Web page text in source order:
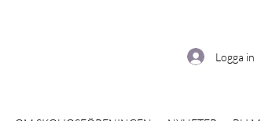
Logga in